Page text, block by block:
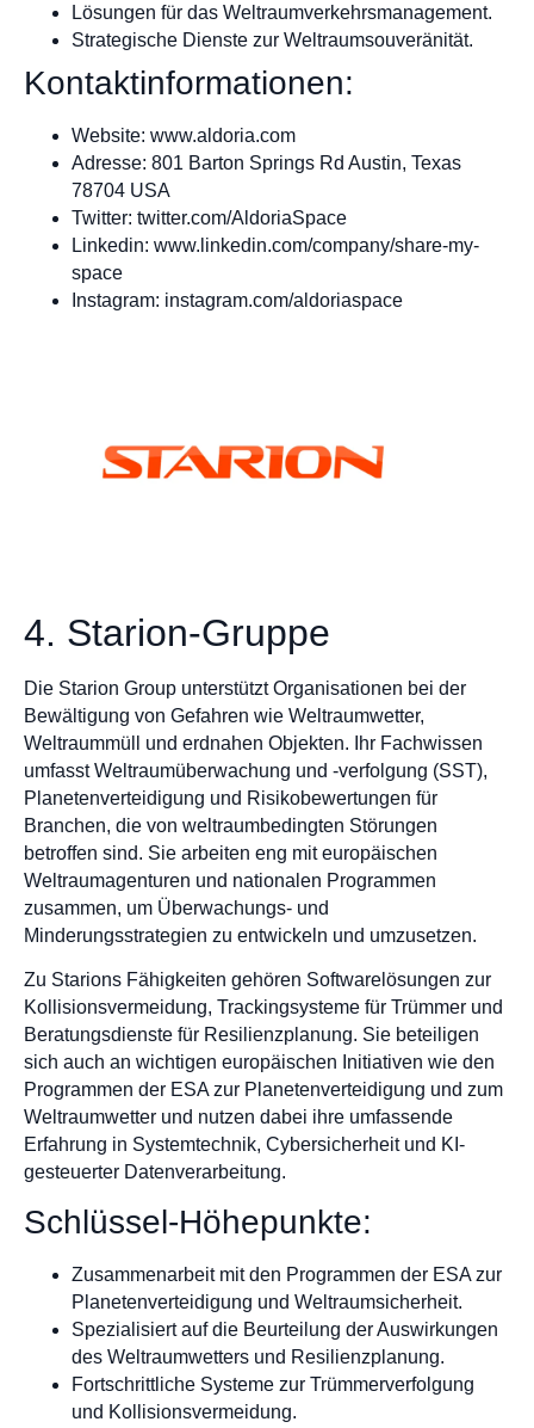
Lösungen für das Weltraumverkehrsmanagement.
Strategische Dienste zur Weltraumsouveränität.
Kontaktinformationen:
Website: www.aldoria.com
Adresse: 801 Barton Springs Rd Austin, Texas
78704 USA
Twitter: twitter.com/AldoriaSpace
Linkedin: www.linkedin.com/company/share-my-
space
Instagram: instagram.com/aldoriaspace
4. Starion-Gruppe
Die Starion Group unterstützt Organisationen bei der
Bewältigung von Gefahren wie Weltraumwetter,
Weltraummüll und erdnahen Objekten. Ihr Fachwissen
umfasst Weltraumüberwachung und -verfolgung (SST),
Planetenverteidigung und Risikobewertungen für
Branchen, die von weltraumbedingten Störungen
betroffen sind. Sie arbeiten eng mit europäischen
Weltraumagenturen und nationalen Programmen
zusammen, um Überwachungs- und
Minderungsstrategien zu entwickeln und umzusetzen.
Zu Starions Fähigkeiten gehören Softwarelösungen zur
Kollisionsvermeidung, Trackingsysteme für Trümmer und
Beratungsdienste für Resilienzplanung. Sie beteiligen
sich auch an wichtigen europäischen Initiativen wie den
Programmen der ESA zur Planetenverteidigung und zum
Weltraumwetter und nutzen dabei ihre umfassende
Erfahrung in Systemtechnik, Cybersicherheit und KI-
gesteuerter Datenverarbeitung.
Schlüssel-Höhepunkte:
Zusammenarbeit mit den Programmen der ESA zur
Planetenverteidigung und Weltraumsicherheit.
Spezialisiert auf die Beurteilung der Auswirkungen
des Weltraumwetters und Resilienzplanung.
Fortschrittliche Systeme zur Trümmerverfolgung
und Kollisionsvermeidung.